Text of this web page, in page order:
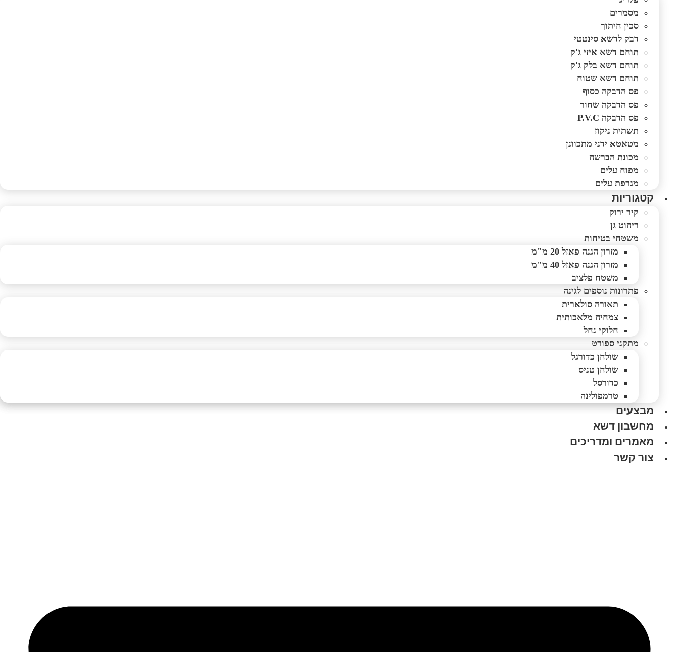
מסמרים
סכין חיתוך
דבק לדשא סינטטי
תוחם דשא איזי ג'ק
תוחם דשא בלק ג'ק
תוחם דשא שטוח
פס הדבקה כסוף
פס הדבקה שחור
פס הדבקה P.V.C
תשתית ניקוז
מטאטא ידני מתכוונן
מכונת הברשה
מפוח עלים
מגרפת עלים
קטגוריות
קיר ירוק
ריהוט גן
משטחי בטיחות
מזרון הגנה פאזל 20 מ"מ
מזרון הגנה פאזל 40 מ"מ
משטח פלציב
פתרונות נוספים לגינה
תאורה סולארית
צמחיה מלאכותית
חלוקי נחל
מתקני ספורט
שולחן כדורגל
שולחן טניס
כדורסל
טרמפולינה
מבצעים
מחשבון דשא
מאמרים ומדריכים
צור קשר